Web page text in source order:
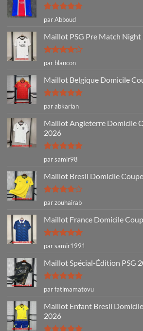
Note5sur
5
par Abboud
Maillot PSG Pre Match
Note4
sur 5
par blancon
Maillot Belgique Domicile
Note5sur
5
par abkarian
Maillot Angleterre Domicile
2026
Note5sur
5
par samir98
Maillot Bresil Domicile
Note4
sur 5
par zouhairab
Maillot France Domicile
Note5sur
5
par samir1991
Maillot Spécial-Édition PSG
Note5sur
5
par fatimamatovu
Maillot Enfant Bresil
2026